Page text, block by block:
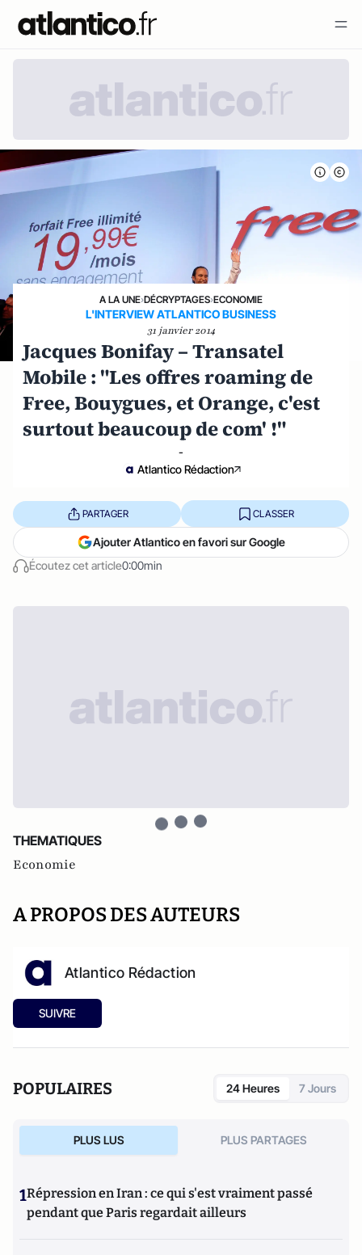
A LA UNE›DÉCRYPTAGES›ECONOMIE
L'INTERVIEW ATLANTICO BUSINESS
31 janvier 2014
Jacques Bonifay – Transatel
Mobile : "Les offres roaming de
Free, Bouygues, et Orange, c'est
surtout beaucoup de com' !"
-
Atlantico Rédaction
Écoutez cet article0:00min
PARTAGER CLASSER
Ajouter Atlantico en favori sur Google
THEMATIQUES
Economie
A PROPOS DES AUTEURS
Atlantico Rédaction
SUIVRE
POPULAIRES 24 Heures 7 Jours
PLUS LUS PLUS PARTAGES
1Répression en Iran : ce qui s'est vraiment passé
pendant que Paris regardait ailleurs